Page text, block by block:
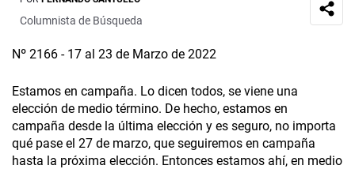
Columnista de Búsqueda
Nº 2166 - 17 al 23 de Marzo de 2022
Estamos en campaña. Lo dicen todos, se viene una
elección de medio término. De hecho, estamos en
campaña desde la última elección y es seguro, no importa
qué pase el 27 de marzo, que seguiremos en campaña
hasta la próxima elección. Entonces estamos ahí, en medio